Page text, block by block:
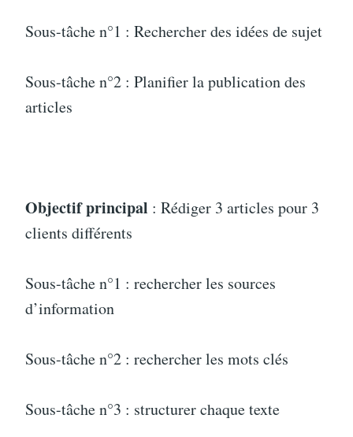
Sous-tâche n°1 : Rechercher des idées de sujet
Sous-tâche n°2 : Planifier la publication des
articles
Objectif principal : Rédiger 3 articles pour 3
clients différents
Sous-tâche n°1 : rechercher les sources
d’information
Sous-tâche n°2 : rechercher les mots clés
Sous-tâche n°3 : structurer chaque texte